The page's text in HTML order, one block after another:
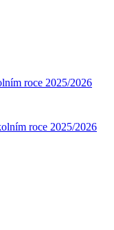
roce 2025/2026
roce 2025/2026